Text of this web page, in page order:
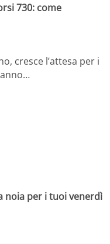
730: come
cresce l’attesa per i
noia per i tuoi venerdì